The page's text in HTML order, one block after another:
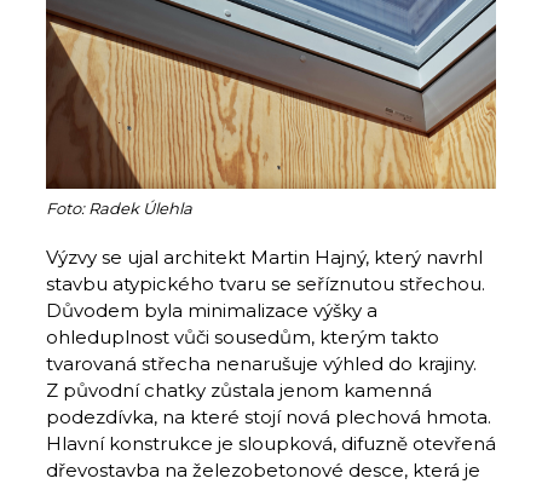
Foto: Radek Úlehla
Výzvy se ujal architekt Martin Hajný, který navrhl
stavbu atypického tvaru se seříznutou střechou.
Důvodem byla minimalizace výšky a
ohleduplnost vůči sousedům, kterým takto
tvarovaná střecha nenarušuje výhled do krajiny.
Z původní chatky zůstala jenom kamenná
podezdívka, na které stojí nová plechová hmota.
Hlavní konstrukce je sloupková, difuzně otevřená
dřevostavba na železobetonové desce, která je